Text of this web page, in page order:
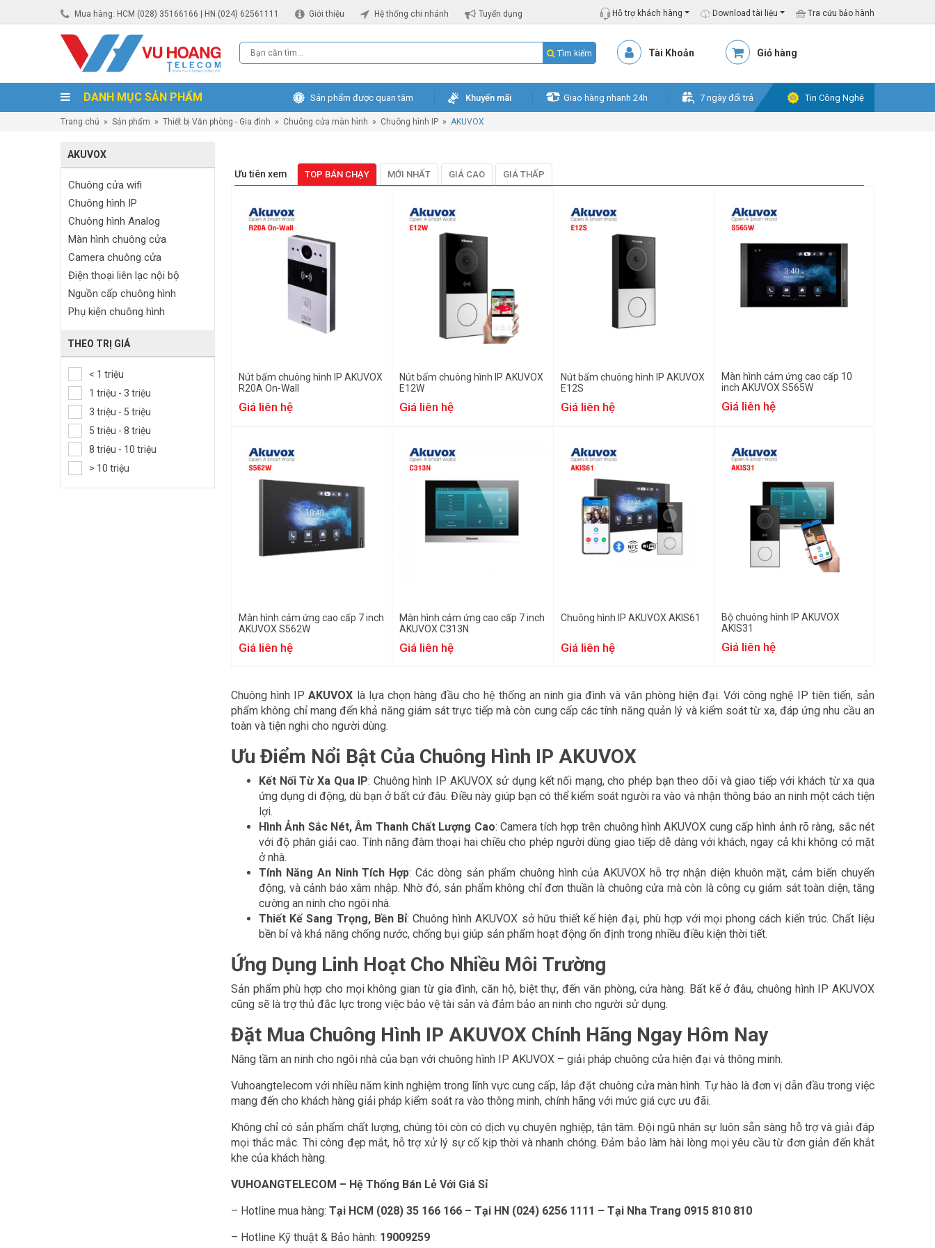
Mua hàng: HCM (028) 35166166 | HN (024) 62561111 Giới thiệu Hệ thống chi nhánh Tuyển dụng Hỗ trợ khách hàng Download tài liệu Tra cứu bảo hành
Tìm kiếm Tài Khoản Giỏ hàng
DANH MỤC SẢN PHẨM Sản phẩm được quan tâm Khuyến mãi Giao hàng nhanh 24h 7 ngày đổi trả Tin Công Nghệ
Trang chủ » Sản phẩm » Thiết bị Văn phòng - Gia đình » Chuông cửa màn hình » Chuông hình IP » AKUVOX
AKUVOX
Chuông cửa wifi
Chuông hình IP
Chuông hình Analog
Màn hình chuông cửa
Camera chuông cửa
Điện thoại liên lạc nội bộ
Nguồn cấp chuông hình
Phụ kiện chuông hình
THEO TRỊ GIÁ
< 1 triệu
1 triệu - 3 triệu
3 triệu - 5 triệu
5 triệu - 8 triệu
8 triệu - 10 triệu
> 10 triệu
Ưu tiên xem TOP BÁN CHẠY MỚI NHẤT GIÁ CAO GIÁ THẤP
Nút bấm chuông hình IP AKUVOX
R20A On-Wall
Giá liên hệ
Nút bấm chuông hình IP AKUVOX
E12W
Giá liên hệ
Nút bấm chuông hình IP AKUVOX
E12S
Giá liên hệ
Màn hình cảm ứng cao cấp 10
inch AKUVOX S565W
Giá liên hệ
Màn hình cảm ứng cao cấp 7 inch
AKUVOX S562W
Giá liên hệ
Màn hình cảm ứng cao cấp 7 inch
AKUVOX C313N
Giá liên hệ
Chuông hình IP AKUVOX AKIS61
Giá liên hệ
Bộ chuông hình IP AKUVOX
AKIS31
Giá liên hệ
Chuông hình IPAKUVOX là lựa chọn hàng đầu cho hệ thống an ninh gia đình và văn phòng hiện đại. Với công nghệ IP tiên tiến, sản
phẩm không chỉ mang đến khả năng giám sát trực tiếp mà còn cung cấp các tính năng quản lý và kiểm soát từ xa, đáp ứng nhu cầu an
toàn và tiện nghi cho người dùng.
Ưu Điểm Nổi Bật Của Chuông Hình IP AKUVOX
Kết Nối Từ Xa Qua IP: Chuông hình IP AKUVOX sử dụng kết nối mạng, cho phép bạn theo dõi và giao tiếp với khách từ xa qua
ứng dụng di động, dù bạn ở bất cứ đâu. Điều này giúp bạn có thể kiểm soát người ra vào và nhận thông báo an ninh một cách tiện
lợi.
Hình Ảnh Sắc Nét, Âm Thanh Chất Lượng Cao: Camera tích hợp trên chuông hình AKUVOX cung cấp hình ảnh rõ ràng, sắc nét
với độ phân giải cao. Tính năng đàm thoại hai chiều cho phép người dùng giao tiếp dễ dàng với khách, ngay cả khi không có mặt
ở nhà.
Tính Năng An Ninh Tích Hợp: Các dòng sản phẩm chuông hình của AKUVOX hỗ trợ nhận diện khuôn mặt, cảm biến chuyển
động, và cảnh báo xâm nhập. Nhờ đó, sản phẩm không chỉ đơn thuần là chuông cửa mà còn là công cụ giám sát toàn diện, tăng
cường an ninh cho ngôi nhà.
Thiết Kế Sang Trọng, Bền Bỉ: Chuông hình AKUVOX sở hữu thiết kế hiện đại, phù hợp với mọi phong cách kiến trúc. Chất liệu
bền bỉ và khả năng chống nước, chống bụi giúp sản phẩm hoạt động ổn định trong nhiều điều kiện thời tiết.
Ứng Dụng Linh Hoạt Cho Nhiều Môi Trường
Sản phẩm phù hợp cho mọi không gian từ gia đình, căn hộ, biệt thự, đến văn phòng, cửa hàng. Bất kể ở đâu, chuông hình IP AKUVOX
cũng sẽ là trợ thủ đắc lực trong việc bảo vệ tài sản và đảm bảo an ninh cho người sử dụng.
Đặt Mua Chuông Hình IP AKUVOX Chính Hãng Ngay Hôm Nay
Nâng tầm an ninh cho ngôi nhà của bạn với chuông hình IP AKUVOX – giải pháp chuông cửa hiện đại và thông minh.
Vuhoangtelecom với nhiều năm kinh nghiệm trong lĩnh vực cung cấp, lắp đặt chuông cửa màn hình. Tự hào là đơn vị dẫn đầu trong việc
mang đến cho khách hàng giải pháp kiểm soát ra vào thông minh, chính hãng với mức giá cực ưu đãi.
Không chỉ có sản phẩm chất lượng, chúng tôi còn có dịch vụ chuyên nghiệp, tận tâm. Đội ngũ nhân sự luôn sẵn sàng hỗ trợ và giải đáp
mọi thắc mắc. Thi công đẹp mắt, hỗ trợ xử lý sự cố kịp thời và nhanh chóng. Đảm bảo làm hài lòng mọi yêu cầu từ đơn giản đến khắt
khe của khách hàng.
VUHOANGTELECOM – Hệ Thống Bán Lẻ Với Giá Sỉ
– Hotline mua hàng: Tại HCM (028) 35 166 166 – Tại HN (024) 6256 1111 – Tại Nha Trang 0915 810 810
– Hotline Kỹ thuật & Bảo hành: 19009259